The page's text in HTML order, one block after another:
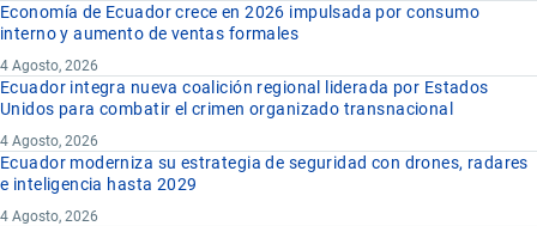
Economía de Ecuador crece en 2026 impulsada por consumo
interno y aumento de ventas formales
4 Agosto, 2026
Ecuador integra nueva coalición regional liderada por Estados
Unidos para combatir el crimen organizado transnacional
4 Agosto, 2026
Ecuador moderniza su estrategia de seguridad con drones, radares
e inteligencia hasta 2029
4 Agosto, 2026